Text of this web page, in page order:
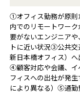
①オフィス勤務が原則
内でのリモートワー
要がないエンジニア
トに近い状況③公共
新日本橋オフィス）
④顧客対応や会議、イ
フィスへの出社が発
により異なる）⑤通勤